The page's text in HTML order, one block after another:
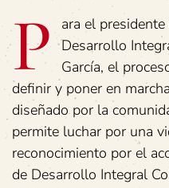
P
ara el
Desarrollo
García, el
definir y poner en
diseñado por la
permite luchar por una
reconocimiento por el
de Desarrollo Integral